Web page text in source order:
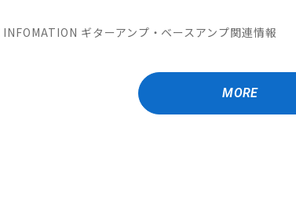
ギターアンプ・ベースアンプ関連情報
MORE